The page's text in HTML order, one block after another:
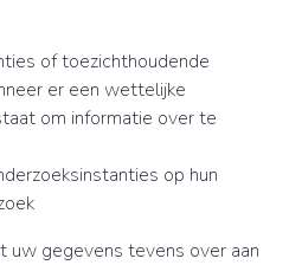
of toezichthoudende
er een wettelijke
om informatie over te
op hun
uw gegevens tevens over aan